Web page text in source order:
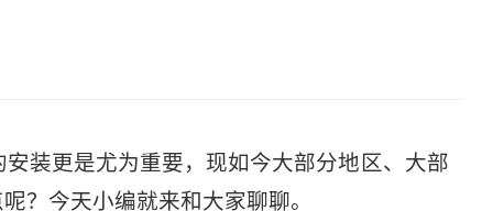
装更是尤为重要，现如今大部分地区、大部
？今天小编就来和大家聊聊。